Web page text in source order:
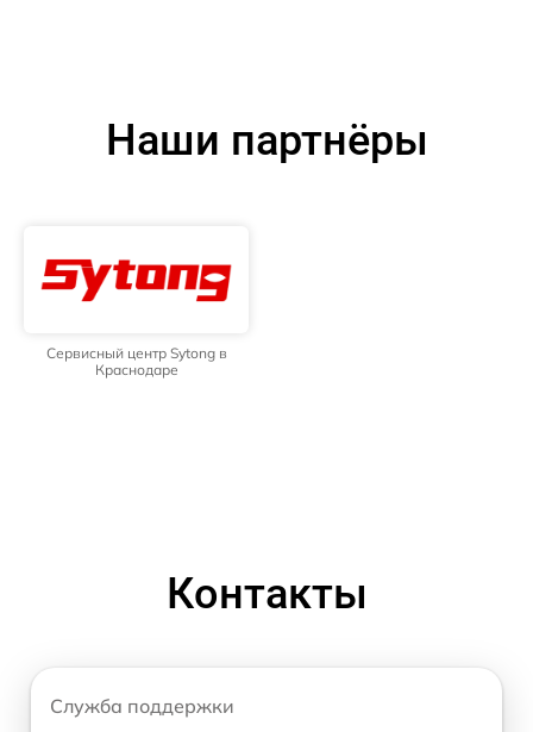
Наши партнёры
Сервисный центр Sytong в
Краснодаре
Контакты
Служба поддержки